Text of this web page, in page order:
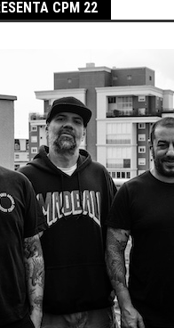
CPM 22